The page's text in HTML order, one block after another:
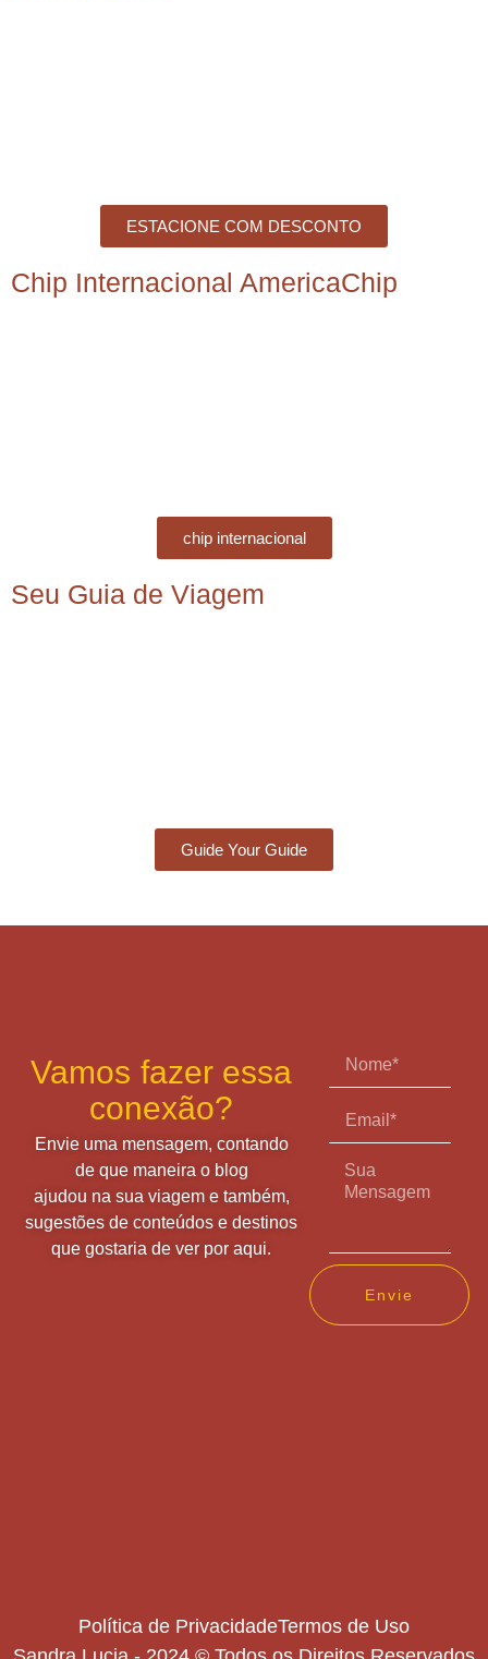
ESTACIONE COM DESCONTO
Chip Internacional AmericaChip
chip internacional
Seu Guia de Viagem
Guide Your Guide
Vamos fazer essa
conexão?
Envie uma mensagem, contando
de que maneira o blog
ajudou na sua viagem e também,
sugestões de conteúdos e destinos
que gostaria de ver por aqui.
Envie
Política de PrivacidadeTermos de Uso